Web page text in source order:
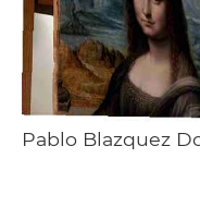
Pablo Blazquez